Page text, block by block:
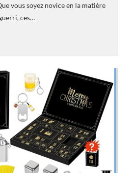
vous soyez novice en la matière
ces…